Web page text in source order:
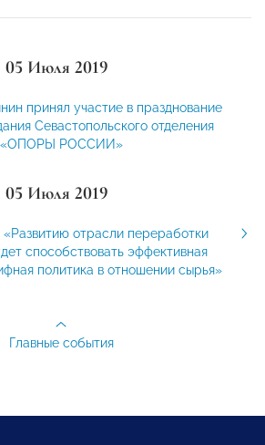
05 Июля 2019
принял участие в празднование
Севастопольского отделения
«ОПОРЫ РОССИИ»
05 Июля 2019
«Развитию отрасли переработки
способствовать эффективная
политика в отношении сырья»
Главные события